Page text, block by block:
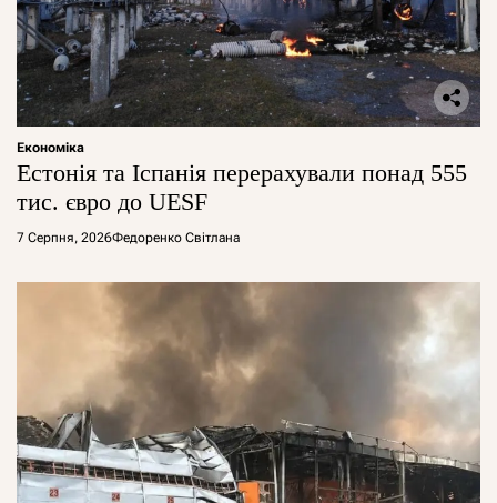
Економіка
Естонія та Іспанія перерахували понад 555
тис. євро до UESF
7 Серпня, 2026Федоренко Світлана